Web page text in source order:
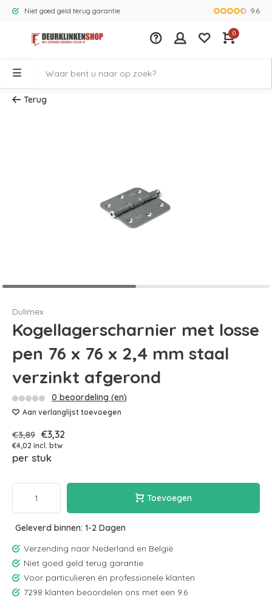
Niet goed geld terug garantie Grootste
9.6
0
Terug
Dulimex
Kogellagerscharnier met losse
pen 76 x 76 x 2,4 mm staal
verzinkt afgerond
0 beoordeling (en)
Aan verlanglijst toevoegen
€3,89 €3,32
€4,02 incl. btw
per stuk
Toevoegen
Geleverd binnen: 1-2 Dagen
Verzending naar Nederland en België
Niet goed geld terug garantie
Voor particulieren én professionele klanten
7298 klanten beoordelen ons met een 9.6